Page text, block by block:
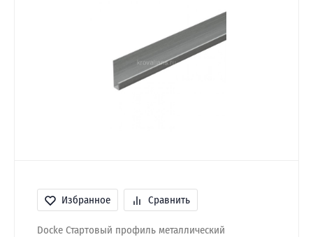
Избранное Сравнить
Docke Стартовый профиль металлический